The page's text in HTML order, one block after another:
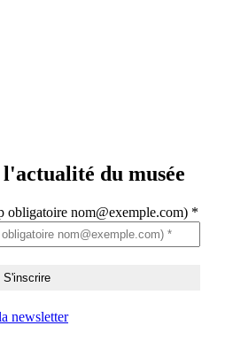
du musée
obligatoire nom@exemple.com) *
newsletter